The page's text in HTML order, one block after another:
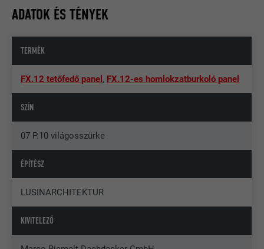
ADATOK ÉS TÉNYEK
TERMÉK
FX.12 tetőfedő panel , FX.12-es homlokzatburkoló panel
SZÍN
07 P.10 világosszürke
ÉPÍTÉSZ
LUSINARCHITEKTUR
KIVITELEZŐ